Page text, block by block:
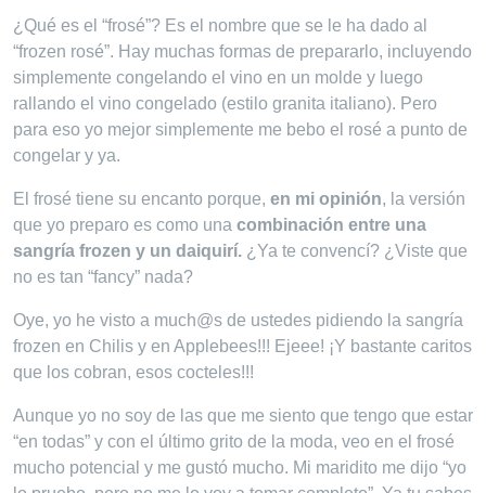
¿Qué es el “frosé”? Es el nombre que se le ha dado al
“frozen rosé”. Hay muchas formas de prepararlo, incluyendo
simplemente congelando el vino en un molde y luego
rallando el vino congelado (estilo granita italiano). Pero
para eso yo mejor simplemente me bebo el rosé a punto de
congelar y ya.
El frosé tiene su encanto porque, en mi opinión, la versión
que yo preparo es como una combinación entre una
sangría frozen y un daiquirí. ¿Ya te convencí? ¿Viste que
no es tan “fancy” nada?
Oye, yo he visto a much@s de ustedes pidiendo la sangría
frozen en Chilis y en Applebees!!! Ejeee! ¡Y bastante caritos
que los cobran, esos cocteles!!!
Aunque yo no soy de las que me siento que tengo que estar
“en todas” y con el último grito de la moda, veo en el frosé
mucho potencial y me gustó mucho. Mi maridito me dijo “yo